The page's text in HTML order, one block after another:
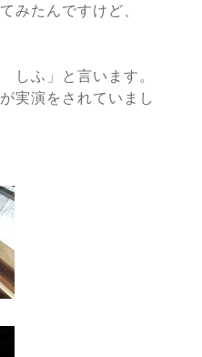
みたんですけど、
しふ」と言います。
実演をされていまし